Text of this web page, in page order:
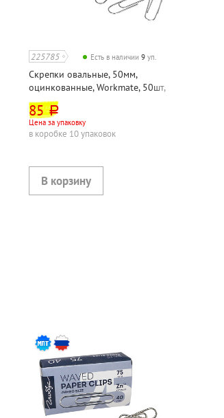
225785 Есть в наличии9 уп.
Скрепки овальные, 50мм,
оцинкованные, Workmate, 50шт,
картон. уп.
85 руб.
Цена за упаковку
в коробке 10 упаковок